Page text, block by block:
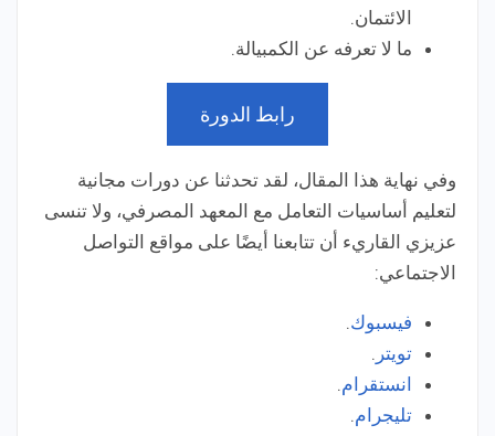
الائتمان.
ما لا تعرفه عن الكمبيالة.
رابط الدورة
وفي نهاية هذا المقال، لقد تحدثنا عن دورات مجانية
لتعليم أساسيات التعامل مع المعهد المصرفي، ولا تنسى
عزيزي القاريء أن تتابعنا أيضًا على مواقع التواصل
الاجتماعي:
فيسبوك.
تويتر .
انستقرام.
تليجرام.